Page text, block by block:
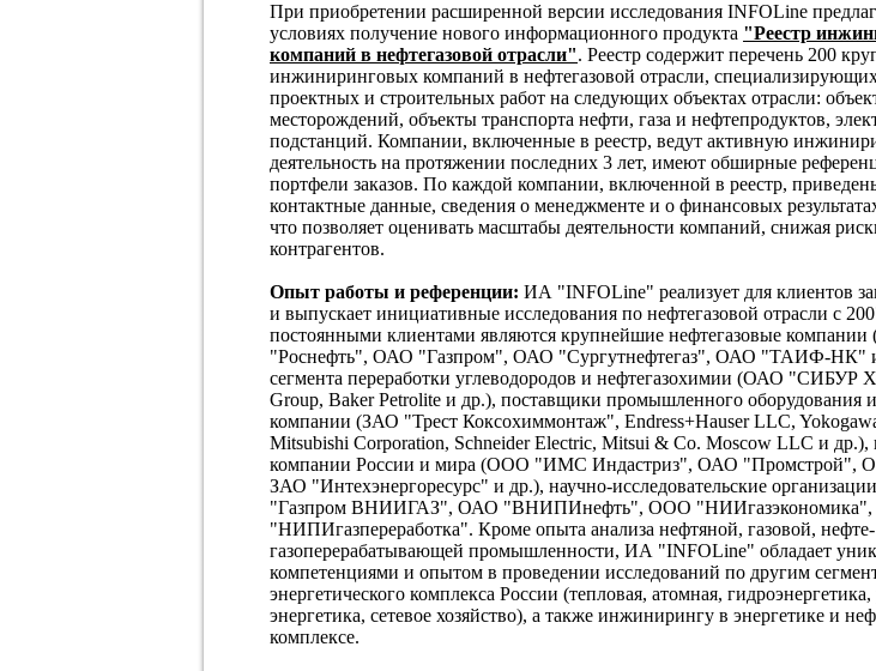
При приобретении расширенной версии исследования INFOLine
условиях получение нового информационного продукта "Реестр
компаний в нефтегазовой отрасли". Реестр содержит перечень 200
инжиниринговых компаний в нефтегазовой отрасли,
проектных и строительных работ на следующих объектах отрасли:
месторождений, объекты транспорта нефти, газа и нефтепродуктов,
подстанций. Компании, включенные в реестр, ведут активную
деятельность на протяжении последних 3 лет, имеют обширные
портфели заказов. По каждой компании, включенной в реестр,
контактные данные, сведения о менеджменте и о финансовых
что позволяет оценивать масштабы деятельности компаний, снижая
контрагентов.
Опыт работы и референции: ИА "INFOLine" реализует для клиентов
и выпускает инициативные исследования по нефтегазовой отрасли с
постоянными клиентами являются крупнейшие нефтегазовые
"Роснефть", ОАО "Газпром", ОАО "Сургутнефтегаз", ОАО "ТАИФ-НК"
сегмента переработки углеводородов и нефтегазохимии (ОАО "СИБУР
Group, Baker Petrolite и др.), поставщики промышленного оборудования
компании (ЗАО "Трест Коксохиммонтаж", Endress+Hauser LLC,
Mitsubishi Corporation, Schneider Electric, Mitsui & Co. Moscow LLC и
компании России и мира (ООО "ИМС Индастриз", ОАО
ЗАО "Интехэнергоресурс" и др.), научно-исследовательские
"Газпром ВНИИГАЗ", ОАО "ВНИПИнефть", ООО
"НИПИгазпереработка". Кроме опыта анализа нефтяной, газовой,
газоперерабатывающей промышленности, ИА "INFOLine" обладает
компетенциями и опытом в проведении исследований по другим
энергетического комплекса России (тепловая, атомная,
энергетика, сетевое хозяйство), а также инжинирингу в энергетике и
комплексе.